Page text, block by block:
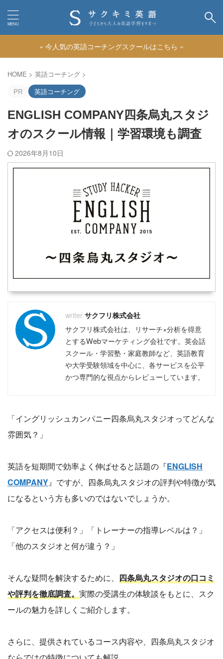
» 今人気の英語コーチングスクールはこちら «
HOME > 英語コーチング >
PR
英語コーチング
ENGLISH COMPANY四条烏丸スタジ
オのスクール情報｜学習環境も調査
2026年8月10日
サクフリ株式会社
サクフリ株式会社は、リサーチ×分析を得意
とするWebマーケティング会社です。英会話
スクール・学習塾・家庭教師など、英語教育
や大学受験領域を中心に、各サービスを公平
かつ専門的な視点からレビューしています。
「イングリッシュカンパニー四条烏丸スタジオってどんな
雰囲気？」
英語を短期間で効率よく伸ばせると話題の『ENGLISH
COMPANY』ですが、四条烏丸スタジオの評判や特徴が気
になるという方も多いのではないでしょうか。
「アクセスは便利？」「トレーナーの指導レベルは？」
「他のスタジオと何が違う？」
そんな疑問を解決するために、 四条烏丸スタジオの口コミ
や評判を徹底調査。 実際の受講生の体験談をもとに、スク
ールの魅力を詳しくご紹介します。
さらに、提供されているコース内容や、四条烏丸スタジオ